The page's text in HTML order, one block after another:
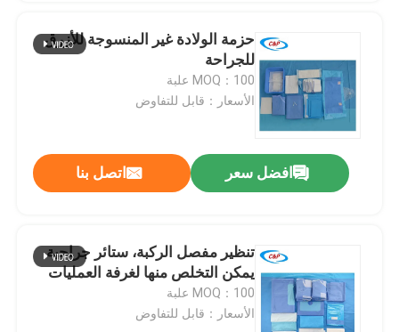
حزمة الولادة غير المنسوجة للأزرق
للجراحة
MOQ：100 علبة
الأسعار：قابل للتفاوض
افضل سعر اتصل بنا
تنظير مفصل الركبة، ستائر جراحية
يمكن التخلص منها لغرفة العمليات
MOQ：100 علبة
الأسعار：قابل للتفاوض